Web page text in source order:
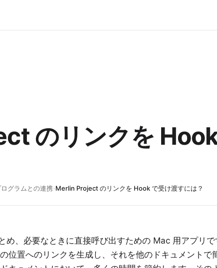
のリンクを
グラムとの連携›Merlin Project のリンクを Hook で受け渡すには？
め、必要なときに直接呼び出すための Mac 用アプリ
位置へのリンクを生成し、それを他のドキュメントで